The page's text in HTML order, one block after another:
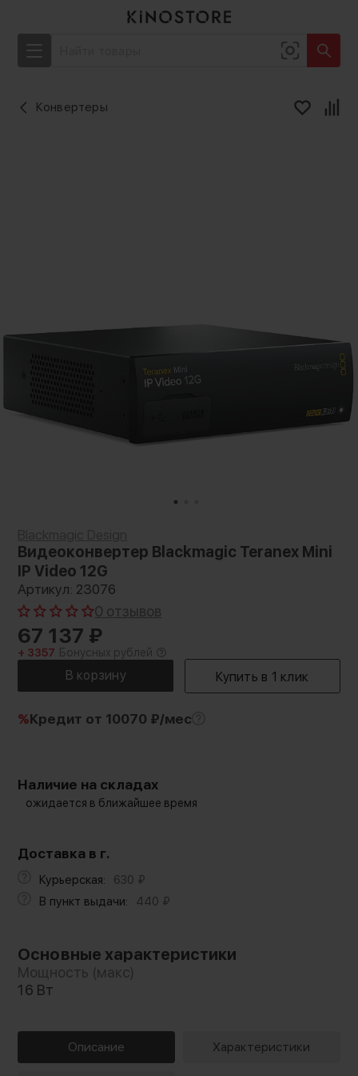
Конвертеры
Видеоконвертер Blackmagic Teranex Mini
IP Video 12G
Артикул: 23076
0 отзывов
67 137 ₽
+ 3357 Бонусных рублей
%Кредит от 10070 ₽/мес
Наличие на складах
ожидается в ближайшее время
Доставка в г.
Курьерская: 630 ₽
В пункт выдачи:
440 ₽
Основные характеристики
Мощность (макс)
16 Вт
Описание Характеристики